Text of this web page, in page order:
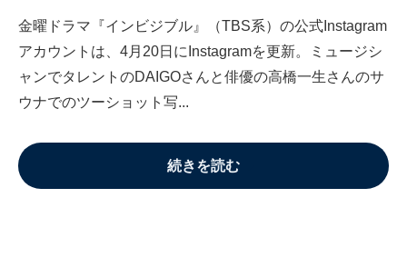
金曜ドラマ『インビジブル』（TBS系）の公式Instagram
アカウントは、4月20日にInstagramを更新。ミュージシ
ャンでタレントのDAIGOさんと俳優の高橋一生さんのサ
ウナでのツーショット写...
続きを読む